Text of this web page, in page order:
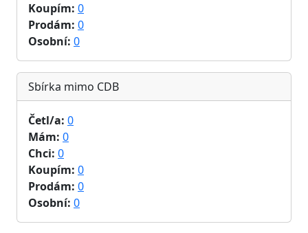
Koupím: 0
Prodám: 0
Osobní: 0
Sbírka mimo CDB
Četl/a: 0
Mám: 0
Chci: 0
Koupím: 0
Prodám: 0
Osobní: 0